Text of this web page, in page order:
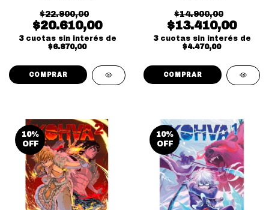
$22.900,00
$20.610,00
3 cuotas sin interés de
$6.870,00
$14.900,00
$13.410,00
3 cuotas sin interés de
$4.470,00
10%
OFF
10%
OFF